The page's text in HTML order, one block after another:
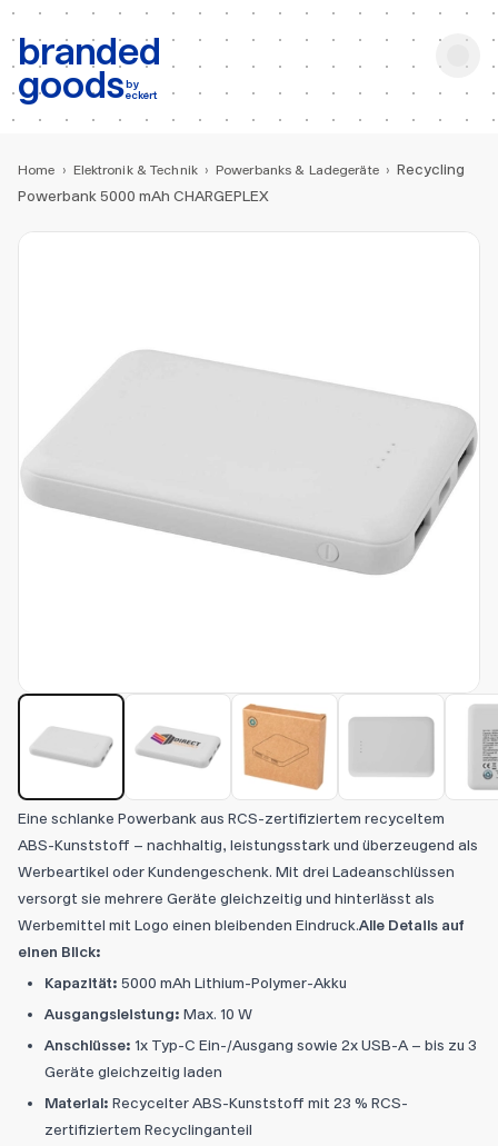
branded
goodsby
eckert
b: Produktsuche
Home › Elektronik & Technik › Powerbanks & Ladegeräte › Recycling
Powerbank 5000 mAh CHARGEPLEX
Eine schlanke Powerbank aus RCS-zertifiziertem recyceltem
ABS-Kunststoff – nachhaltig, leistungsstark und überzeugend als
Werbeartikel oder Kundengeschenk. Mit drei Ladeanschlüssen
versorgt sie mehrere Geräte gleichzeitig und hinterlässt als
Werbemittel mit Logo einen bleibenden Eindruck.Alle Details auf
einen Blick:
Kapazität: 5000 mAh Lithium-Polymer-Akku
Ausgangsleistung: Max. 10 W
Anschlüsse: 1x Typ-C Ein-/Ausgang sowie 2x USB-A – bis zu 3
Geräte gleichzeitig laden
Material: Recycelter ABS-Kunststoff mit 23 % RCS-
zertifiziertem Recyclinganteil